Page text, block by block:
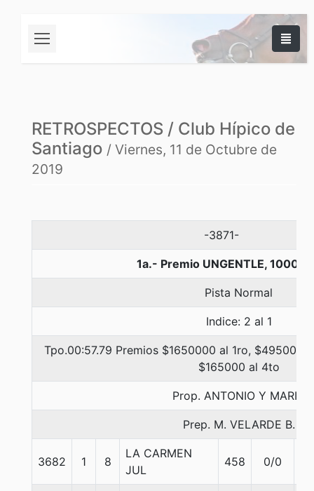
RETROSPECTOS / Club Hípico de
Santiago / Viernes, 11 de Octubre de
2019
-3871-
1a.- Premio UNGENTLE, 1000
Pista Normal
Indice: 2 al 1
Tpo.00:57.79 Premios $1650000 al 1ro, $495000
$165000 al 4to
Prop. ANTONIO Y MARIA
Prep. M. VELARDE B.
3682 1 8
LA CARMEN
JUL
458 0/0